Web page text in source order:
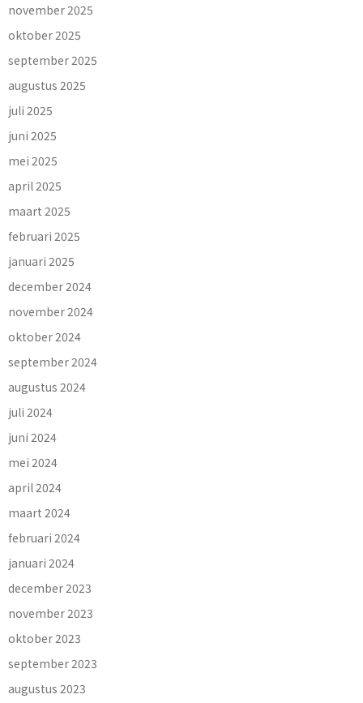
november 2025
oktober 2025
september 2025
augustus 2025
juli 2025
juni 2025
mei 2025
april 2025
maart 2025
februari 2025
januari 2025
december 2024
november 2024
oktober 2024
september 2024
augustus 2024
juli 2024
juni 2024
mei 2024
april 2024
maart 2024
februari 2024
januari 2024
december 2023
november 2023
oktober 2023
september 2023
augustus 2023